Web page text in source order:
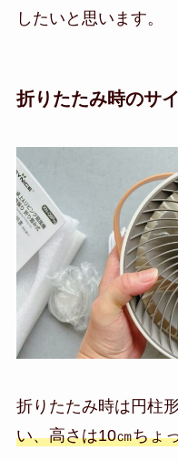
したいと思います。
折りたたみ時のサ
折りたたみ時は円柱形
い、高さは10㎝ちょ